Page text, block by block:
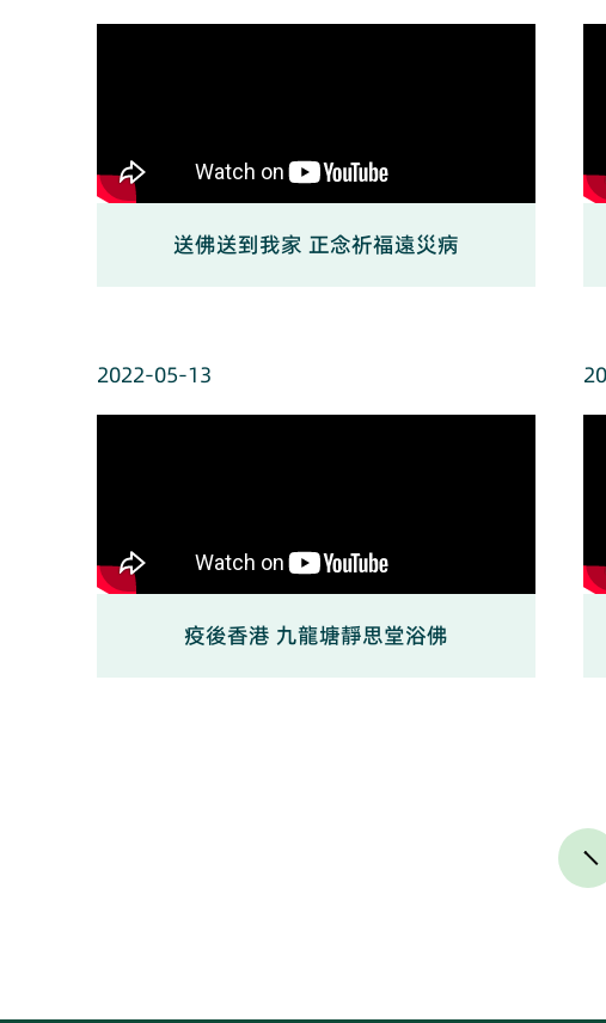
送佛送到我家 正念祈福遠災病
2022-05-13
疫後香港 九龍塘靜思堂浴佛